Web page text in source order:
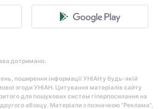
дотримано.
поширення інформації УНІАН у будь-якій
згоди УНІАН. Цитування матеріалів сайту
для пошукових систем гіперпосилання на
абзацу. Матеріали з позначкою "Реклама",